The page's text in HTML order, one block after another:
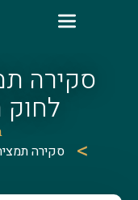
לחוק
סקירה תמציתית לתיקון